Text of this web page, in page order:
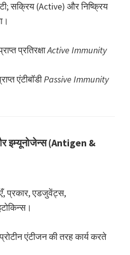
सक्रिय (Active) और निष्क्रिय
प्रतिरक्षाActive Immunity
एंटीबॉडीPassive Immunity
इम्यूनोजेन्स (Antigen &
प्रकार, एडजुवेंट्स,
एंटीजन की तरह कार्य करते